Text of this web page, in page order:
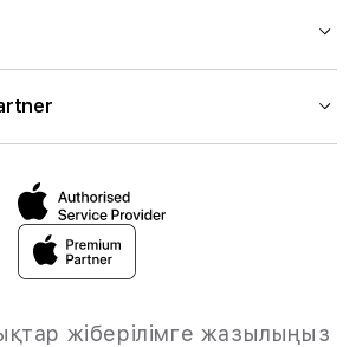
жіберілімге жазылыңыз